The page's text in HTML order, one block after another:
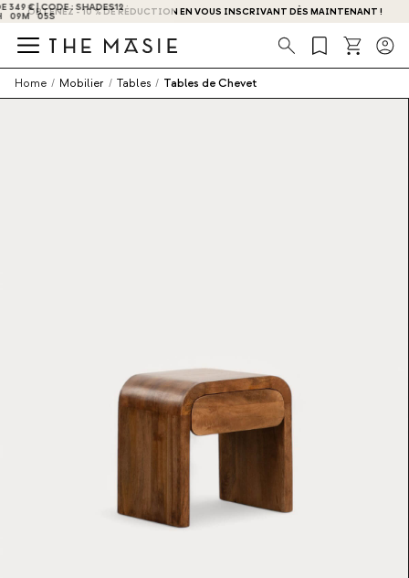
OBTENEZ - 10 % DE RÉDUCTION EN VOUS INSCRIVANT DÈS MAINTENANT !
Recherche
Home / Mobilier / Tables / Tables de Chevet